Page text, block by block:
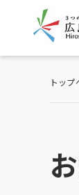
トップ